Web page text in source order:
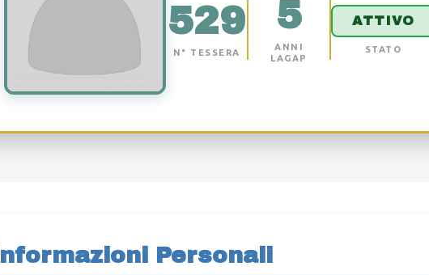
529
N° TESSERA
5
ANNI
LAGAP
ATTIVO
STATO
Informazioni Personali